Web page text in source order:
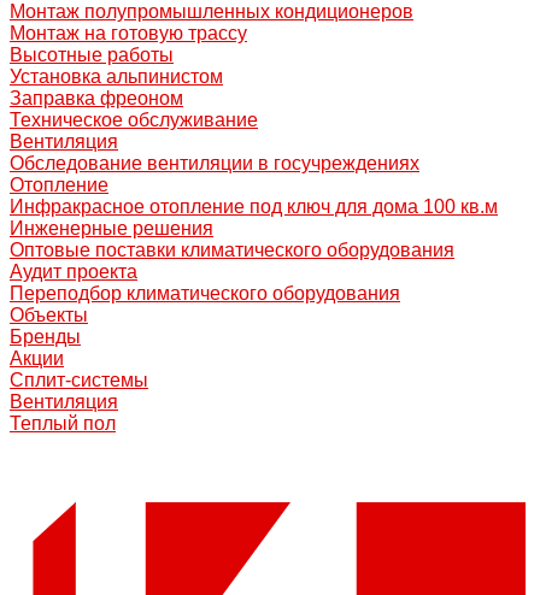
Монтаж полупромышленных кондиционеров
Монтаж на готовую трассу
Высотные работы
Установка альпинистом
Заправка фреоном
Техническое обслуживание
Вентиляция
Обследование вентиляции в госучреждениях
Отопление
Инфракрасное отопление под ключ для дома 100 кв.м
Инженерные решения
Оптовые поставки климатического оборудования
Аудит проекта
Переподбор климатического оборудования
Объекты
Бренды
Акции
Сплит-системы
Вентиляция
Теплый пол